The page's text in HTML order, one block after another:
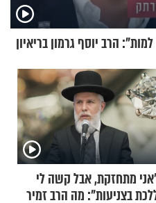
הרב יוסף גרמון בריאיון
מתחזקת, אבל קשה לי
בצניעות": מה הרב זמיר